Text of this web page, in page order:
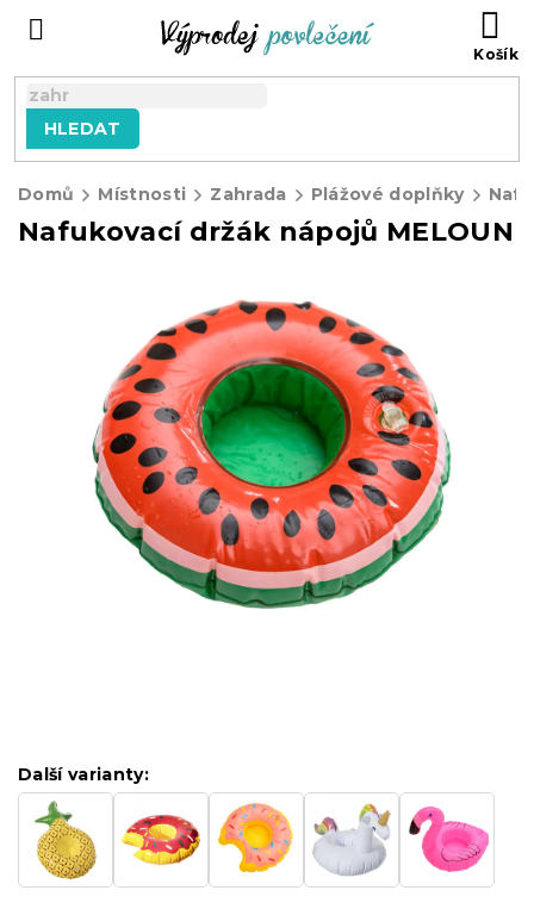
HLEDAT
Domů Místnosti Zahrada Plážové doplňky
Nafukovací držák nápojů MELOUN
Další varianty: